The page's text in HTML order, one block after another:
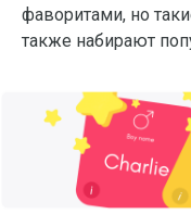
фаворитами, но
также набирают